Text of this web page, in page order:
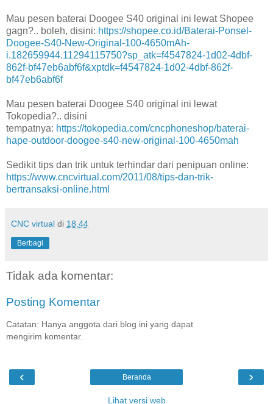
Mau pesen baterai Doogee S40 original ini lewat Shopee
gagn?.. boleh, disini: https://shopee.co.id/Baterai-Ponsel-
Doogee-S40-New-Original-100-4650mAh-
i.182659944.11294115750?sp_atk=f4547824-1d02-4dbf-
862f-bf47eb6abf6f&xptdk=f4547824-1d02-4dbf-862f-
bf47eb6abf6f
Mau pesen baterai Doogee S40 original ini lewat
Tokopedia?.. disini
tempatnya: https://tokopedia.com/cncphoneshop/baterai-
hape-outdoor-doogee-s40-new-original-100-4650mah
Sedikit tips dan trik untuk terhindar dari penipuan online:
https://www.cncvirtual.com/2011/08/tips-dan-trik-
bertransaksi-online.html
CNC virtual di 18.44
Berbagi
Tidak ada komentar:
Posting Komentar
Catatan: Hanya anggota dari blog ini yang dapat
mengirim komentar.
‹ ›
Beranda
Lihat versi web